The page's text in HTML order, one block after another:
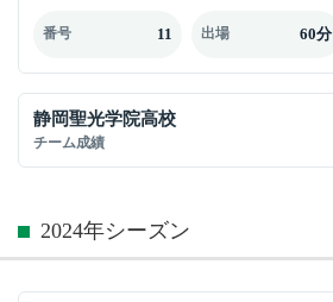
番号 11 出場 60分
静岡聖光学院高校
チーム成績
2024年シーズン